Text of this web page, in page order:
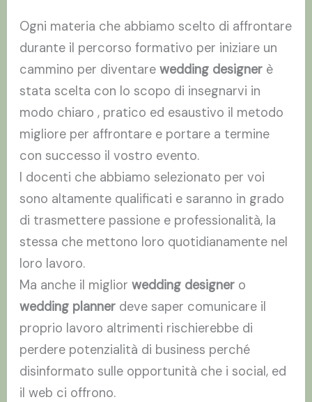
Ogni materia che abbiamo scelto di affrontare
durante il percorso formativo per iniziare un
cammino per diventarewedding designer è
stata scelta con lo scopo di insegnarvi in
modo chiaro , pratico ed esaustivo il metodo
migliore per affrontare e portare a termine
con successo il vostro evento.
I docenti che abbiamo selezionato per voi
sono altamente qualificati e saranno in grado
di trasmettere passione e professionalità, la
stessa che mettono loro quotidianamente nel
loro lavoro.
Ma anche il migliorwedding designer o
wedding planner deve saper comunicare il
proprio lavoro altrimenti rischierebbe di
perdere potenzialità di business perché
disinformato sulle opportunità che i social, ed
il web ci offrono.